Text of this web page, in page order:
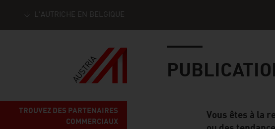
L'AUTRICHE EN BELGIQUE
TROUVEZ DES PARTENAIRES
COMMERCIAUX
Standard Content Module
Vous êtes à la